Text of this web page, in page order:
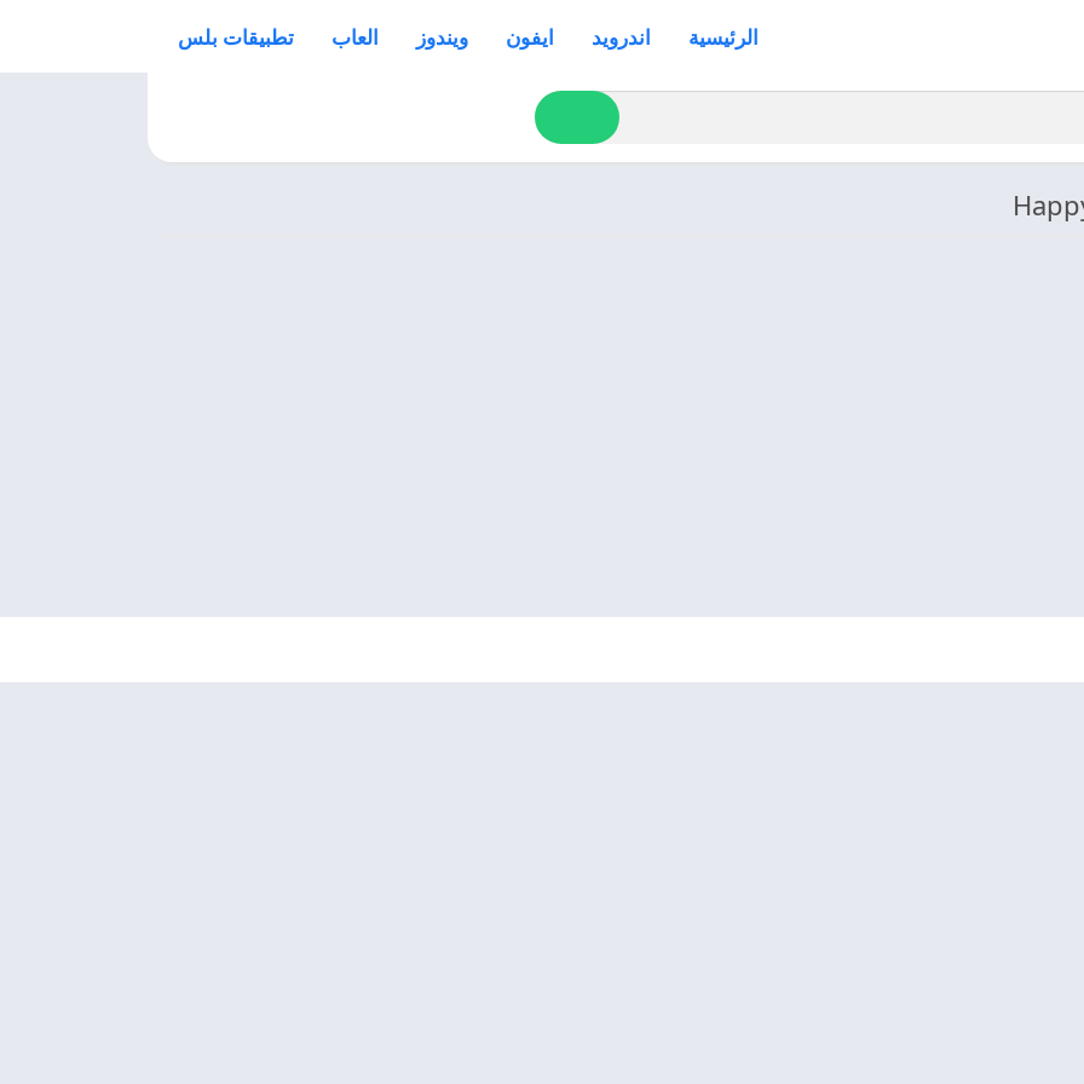
الرئيسية اندرويد ايفون ويندوز العاب تطبيقات بلس